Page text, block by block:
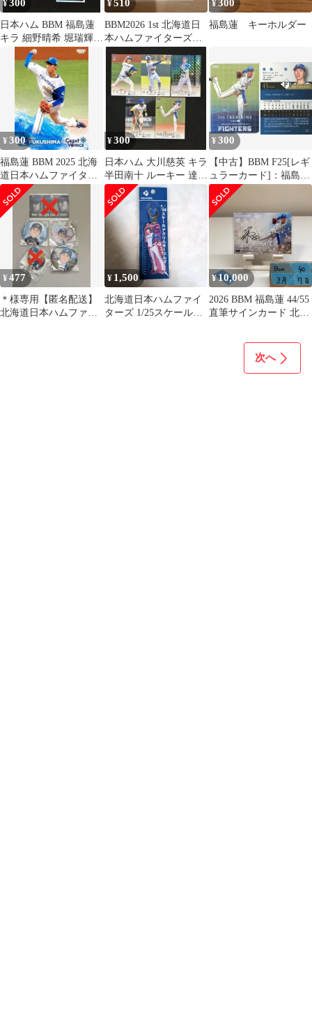
¥300
日本ハム BBM 福島蓮
キラ 細野晴希 堀瑞輝
山城航太郎 金村尚真
¥510
BBM2026 1st 北海道日
本ハムファイターズ
¥300
福島蓮 キーホルダー
¥300
福島蓮 BBM 2025 北海
道日本ハムファイター
ズ GREAT VOYAGE
¥300
日本ハム 大川慈英 キラ
半田南十 ルーキー 達孝
太 福島蓮 水野達稀
BBM
¥300
【中古】BBM F25[レギ
ュラーカード]：福島蓮
(キラカード版)
¥477
＊様専用【匿名配送】
北海道日本ハムファイ
¥ 1,500
北海道日本ハムファイ
ターズ 1/25スケールキ
¥10,000
2026 BBM 福島蓮 44/55
直筆サインカード 北海
次へ